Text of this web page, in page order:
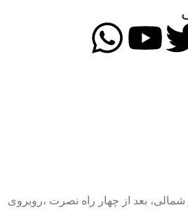
شمالی، بعد از چهار راه نصرت ،روبروی